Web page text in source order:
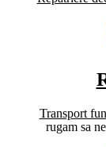
Transport
rugam sa